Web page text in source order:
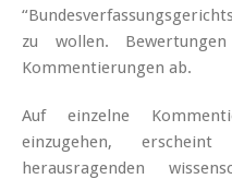
zu wollen.
Kommentierungen ab.
Auf einzelne
einzugehen,
herausragenden